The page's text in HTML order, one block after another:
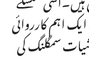
ایک اہم کارروائی
سمگلنگ کی